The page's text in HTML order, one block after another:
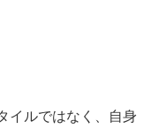
イルではなく、自身